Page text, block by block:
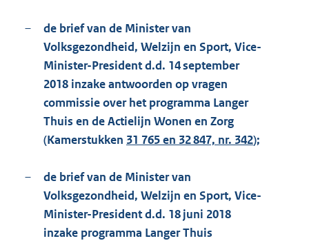
–
de brief van de Minister van
Volksgezondheid, Welzijn en Sport, Vice-
Minister-President d.d. 14 september
2018 inzake antwoorden op vragen
commissie over het programma Langer
Thuis en de Actielijn Wonen en Zorg
(Kamerstukken 31 765 en 32 847, nr. 342);
–
de brief van de Minister van
Volksgezondheid, Welzijn en Sport, Vice-
Minister-President d.d. 18 juni 2018
inzake programma Langer Thuis